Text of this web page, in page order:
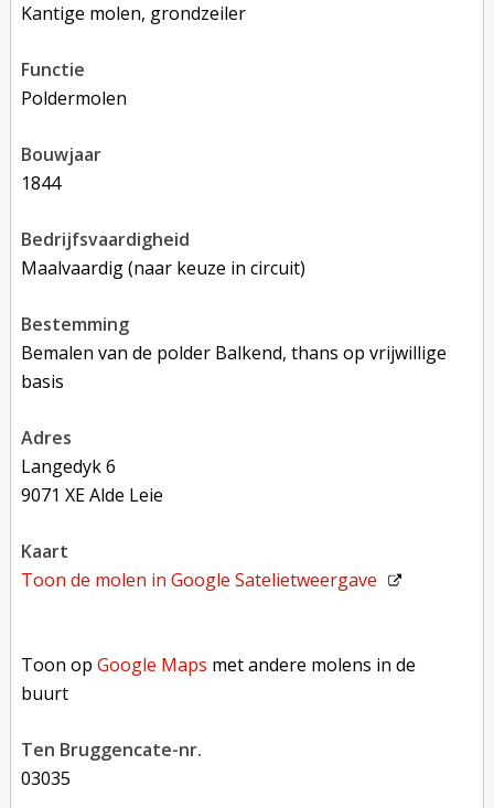
Kantige molen, grondzeiler
functie
poldermolen
bouwjaar
1844
bedrijfsvaardigheid
Maalvaardig (naar keuze in circuit)
bestemming
Bemalen van de polder Balkend, thans op vrijwillige
basis
adres
Langedyk 6
9071 XE Alde Leie
kaart
Toon de molen inGoogle Satelietweergave
Toon opGoogle Maps met andere molens in de
buurt
Ten Bruggencate-nr.
03035